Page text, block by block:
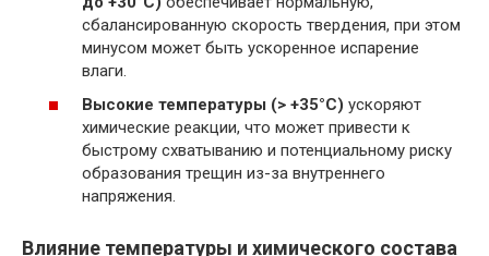
сбалансированную скорость твердения, при этом
минусом может быть ускоренное испарение
влаги.
Высокие температуры (> +35°C) ускоряют
химические реакции, что может привести к
быстрому схватыванию и потенциальному риску
образования трещин из-за внутреннего
напряжения.
Влияние температуры и химического состава